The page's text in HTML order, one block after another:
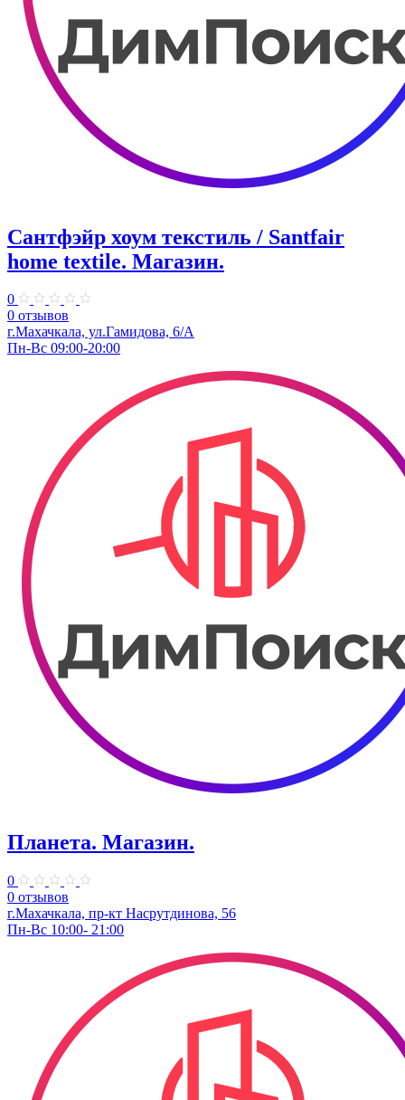
Сантфэйр хоум текстиль / Santfair
home textile. ​Магазин.
0
0 отзывов
г.Махачкала, ул.Гамидова, 6/А
Пн-Вс 09:00-20:00
Планета. Магазин.
0
0 отзывов
г.Махачкала, пр-кт Насрутдинова, 56
Пн-Вс 10:00- 21:00